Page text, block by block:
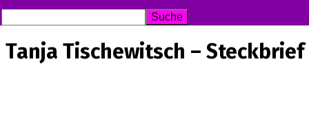
Tanja Tischewitsch – Steckbrief